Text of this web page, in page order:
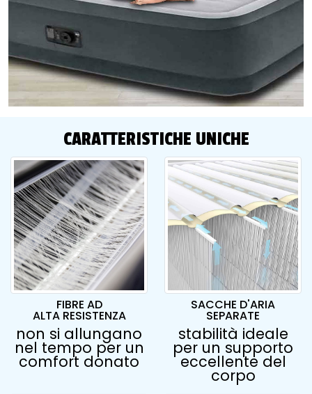
CARATTERISTICHE UNICHE
FIBRE AD
ALTA RESISTENZA
non si allungano
nel tempo per un
comfort donato
SACCHE D'ARIA
SEPARATE
stabilità ideale
per un supporto
eccellente del
corpo